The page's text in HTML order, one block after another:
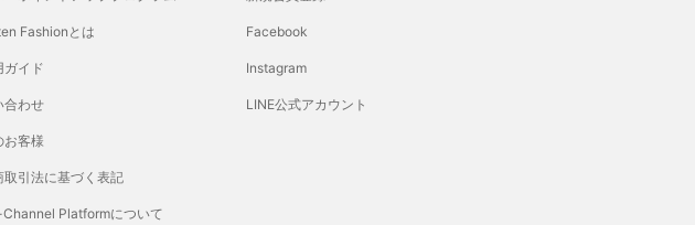
Fashionとは
ガイド
合わせ
お客様
取引法に基づく表記
Platformについて
Facebook
Instagram
LINE公式アカウント